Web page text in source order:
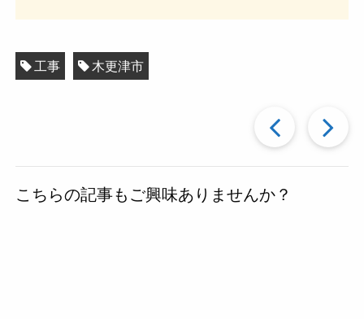
工事 木更津市
過
去
こちらの記事もご興味ありませんか？